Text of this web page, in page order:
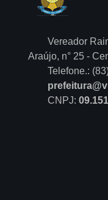
Vereador
Araújo, n° 25 -
Telefone.:
CNPJ: